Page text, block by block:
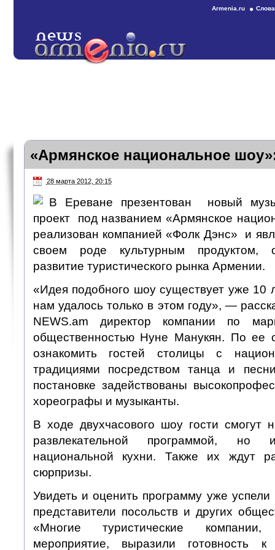
Armenia.ru
«Армянское национальное
28 марта 2012, 20:15
В Ереване презентован новый
проект под названием «Армянское
реализован компанией «Фолк Дэнс» и
своем роде культурным продуктом,
развитие туристического рынка Армении.
«Идея подобного шоу существует уже 10
нам удалось только в этом году», —
NEWS.am директор компании по
общественностью Нуне Манукян. По ее
ознакомить гостей столицы с
традициями посредством танца и
постановке задействованы
хореографы и музыканты.
В ходе двухчасового шоу гости смогут
развлекательной программой,
национальной кухни. Также их ждут
сюрпризы.
Увидеть и оценить программу уже
представители посольств и других
«Многие туристические
мероприятие, выразили готовность